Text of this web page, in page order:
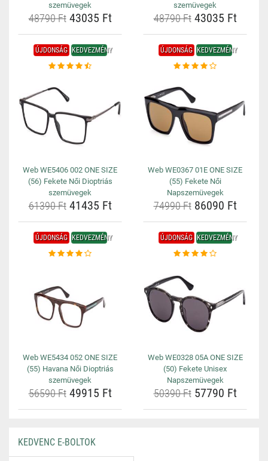
szemüvegek
48790 Ft43035 Ft
szemüvegek
48790 Ft43035 Ft
ÚJDONSÁG KEDVEZMÉNY
Web WE5406 002 ONE SIZE
(56) Fekete Női Dioptriás
szemüvegek
61390 Ft41435 Ft
ÚJDONSÁG KEDVEZMÉNY
Web WE0367 01E ONE SIZE
(55) Fekete Női
Napszemüvegek
74990 Ft86090 Ft
ÚJDONSÁG KEDVEZMÉNY
Web WE5434 052 ONE SIZE
(55) Havana Női Dioptriás
szemüvegek
56590 Ft49915 Ft
ÚJDONSÁG KEDVEZMÉNY
Web WE0328 05A ONE SIZE
(50) Fekete Unisex
Napszemüvegek
50390 Ft57790 Ft
KEDVENC E-BOLTOK